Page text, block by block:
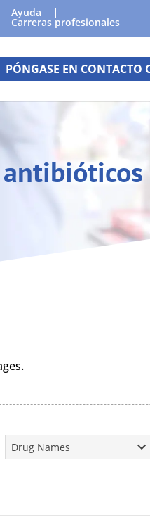
Ayuda
Carreras profesionales
PÓNGASE EN CONTACTO